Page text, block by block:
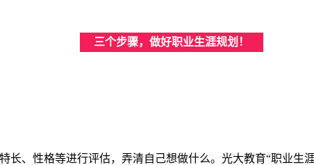
三个步骤，做好职业生涯规划！
长、性格等进行评估，弄清自己想做什么。光大教育“职业生